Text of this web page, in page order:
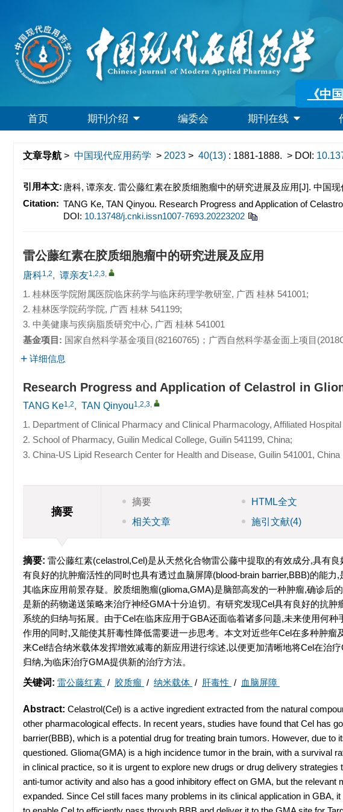
首页 期刊介绍 编委会 期刊在线
文章导航 > 中国现代应用药学 > 2023 > 40(13) : 1881-1888. > DOI:
引用本文: 唐科, 谭亲友. 雷公藤红素在胶质细胞瘤中的研究进展及应用[J]. 中国
Citation: TANG Ke, TAN Qinyou. Research Progress and Application of
DOI: 10.13748/j.cnki.issn1007-7693.20223202
雷公藤红素在胶质细胞瘤中的研究进展及应用
唐科1,2, 谭亲友1,2,3,
1. 桂林医学院附属医院临床药学与临床药理学教研室, 广西 桂林 541001;
2. 桂林医学院药学院, 广西 桂林 541199;
3. 中美健康与疾病脂质研究中心, 广西 桂林 541001
基金项目: 国家自然科学基金项目(82160765)；广西自然科学基金面上项目
详细信息
Research Progress and Application of Celastrol in
TANG Ke1,2, TAN Qinyou1,2,3,
1. Department of Clinical Pharmacy and Clinical Pharmacology, Affiliated
2. School of Pharmacy, Guilin Medical College, Guilin 541199, China;
3. China-US Lipid Research Center for Health and Disease, Guilin 541001, China
摘要
摘要 HTML全文
相关文章
施引文献(4)
摘要: 雷公藤红素(celastrol,Cel)是从天然化合物雷公藤中提取的有效成分,具有
有良好的抗肿瘤活性的同时也具有透过血脑屏障(blood-brain barrier,BBB)的能
其临床应用前景存疑。胶质细胞瘤(glioma,GMA)是脑部高发的一种肿瘤,确诊后
是新的药物递送策略来治疗神经GMA十分迫切。有研究发现Cel具有良好的抗
系统的归纳与拓展。由于Cel在临床应用于GBA还面临着诸多问题,未来使用何
作用的同时,又能使其肝毒性降低需要进一步思考。本文对近些年Cel在多种肿
来Cel结合纳米载体发挥增效减毒的新应用进行综述,以便更加清晰地将Cel在治
归纳,为临床治疗GMA提供新的治疗方法。
关键词: 雷公藤红素 / 胶质瘤 / 纳米载体 / 肝毒性 / 血脑屏障
Abstract: Celastrol(Cel) is a active ingredient extracted from the natural
other pharmacological effects. In recent years, studies have found that Cel has
barrier(BBB), which is a potential drug for treating brain tumors. However, due
questioned. Glioma(GMA) is a high incidence tumor in the brain, with a survival
in clinical practice, so it is urgent to explore new drugs or drug delivery
anti-tumor activity and also has a good inhibitory effect on GMA, but the
expanded. Since Cel still faces many problems in its clinical application in GBA,
《中国